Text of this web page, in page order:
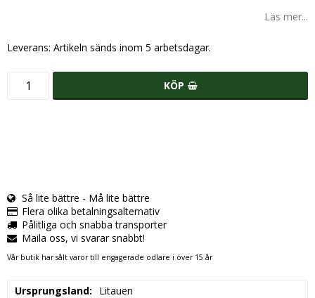
Läs mer...
Leverans: Artikeln sänds inom 5 arbetsdagar.
KÖP
Så lite bättre - Må lite bättre
Flera olika betalningsalternativ
Pålitliga och snabba transporter
Maila oss, vi svarar snabbt!
Vår butik har sålt varor till engagerade odlare i över 15 år
Ursprungsland
Litauen